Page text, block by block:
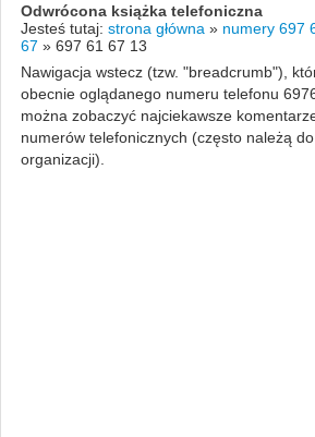
Odwrócona książka telefoniczna
Jesteś tutaj: strona główna » numery 697
67 » 697 61 67 13
Nawigacja wstecz (tzw. "breadcrumb"),
obecnie oglądanego numeru telefonu
można zobaczyć najciekawsze
numerów telefonicznych (często należą
organizacji).